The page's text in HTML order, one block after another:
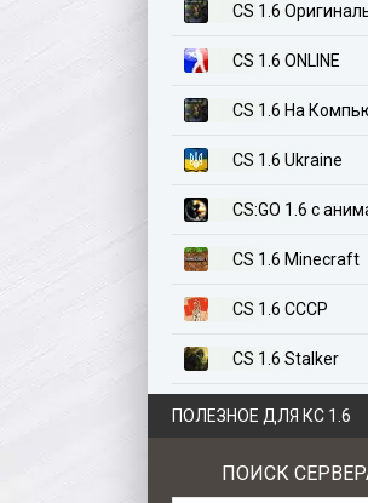
CS 1.6
CS 1.6 ONLINE
CS 1.6 На
CS 1.6 Ukraine
CS:GO 1.6 с
CS 1.6 Minecraft
CS 1.6 СССР
CS 1.6 Stalker
CS 1.6 Казахстан
ПОЛЕЗНОЕ ДЛЯ КС 1.6
ПОИСК